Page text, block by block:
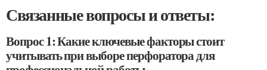
Связанные вопросы и ответы:
Вопрос 1: Какие ключевые факторы стоит
учитывать при выборе перфоратора для